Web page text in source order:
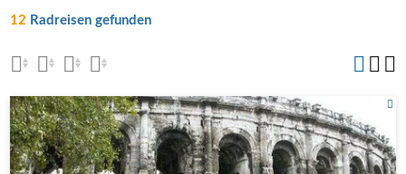
12 Radreisen gefunden